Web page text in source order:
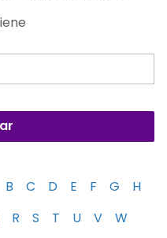
B C D E F G
H
R S T U V
W